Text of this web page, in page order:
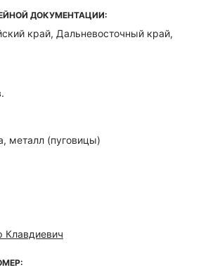
ДОКУМЕНТАЦИИ:
край, Дальневосточный край,
металл (пуговицы)
Клавдиевич